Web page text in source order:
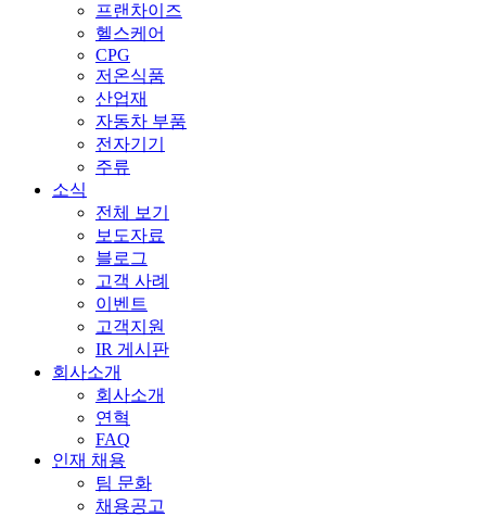
프랜차이즈
헬스케어
CPG
저온식품
산업재
자동차 부품
전자기기
주류
소식
전체 보기
보도자료
블로그
고객 사례
이벤트
고객지원
IR 게시판
회사소개
회사소개
연혁
FAQ
인재 채용
팀 문화
채용공고